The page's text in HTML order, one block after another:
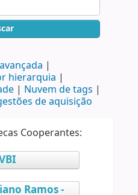
hierarquia
Nuvem de tags
de aquisição
Cooperantes:
Ramos -